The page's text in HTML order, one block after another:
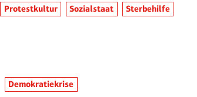
Protestkultur Sozialstaat Sterbehilfe
Demokratiekrise